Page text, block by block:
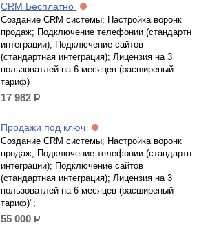
CRM Бесплатно
Создание CRM системы; Настройка воронк
продаж; Подключение телефонии (стандартн
интеграции); Подключение сайтов
(стандартная интеграция); Лицензия на 3
пользоватлей на 6 месяцев (расширеный
тариф)
17 982 р.
Продажи под ключ
Создание CRM системы; Настройка воронк
продаж; Подключение телефонии (стандартн
интеграции); Подключение сайтов
(стандартная интеграция); Лицензия на 3
пользоватлей на 6 месяцев (расширеный
тариф)";
55 000 р.